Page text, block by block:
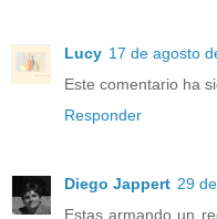
Lucy 17 de agosto
Este comentario ha
Responder
Diego Jappert 29
Estas armando un